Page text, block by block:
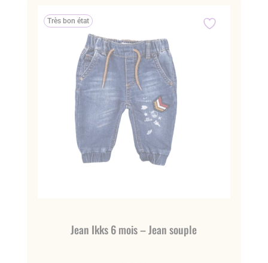
Très bon état
Jean Ikks 6 mois – Jean souple